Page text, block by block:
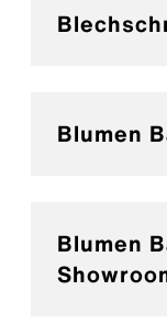
Blumen
Blumen